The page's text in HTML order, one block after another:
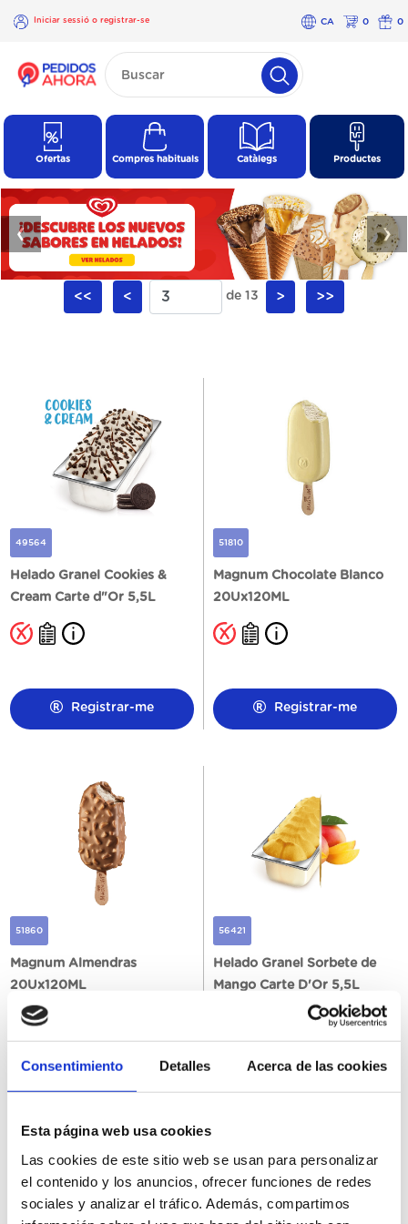
Consentimiento Detalles Acerca de las cookies
Esta página web usa cookies
Las cookies de este sitio web se usan para personalizar
el contenido y los anuncios, ofrecer funciones de redes
sociales y analizar el tráfico. Además, compartimos
Iniciar sessió o registrar-se CA 0 0
×
Iniciar
registrar-
Ofertas Compres habituals Catàlegs Productes
❮ ❯
<< < de 13 > >>
49564
Helado Granel Cookies &
Cream Carte d"Or 5,5L
Registrar-me
51810
Magnum Chocolate Blanco
20Ux120ML
Registrar-me
51860
Magnum Almendras
20Ux120ML
Registrar-me
56421
Helado Granel Sorbete de
Mango Carte D'Or 5,5L
Registrar-me